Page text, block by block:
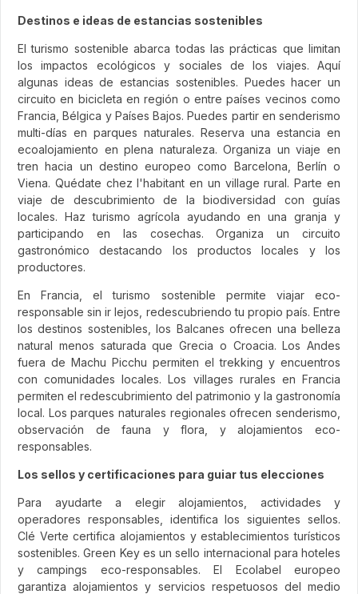
Destinos e ideas de estancias sostenibles
El turismo sostenible abarca todas las prácticas que limitan
los impactos ecológicos y sociales de los viajes. Aquí
algunas ideas de estancias sostenibles. Puedes hacer un
circuito en bicicleta en región o entre países vecinos como
Francia, Bélgica y Países Bajos. Puedes partir en senderismo
multi-días en parques naturales. Reserva una estancia en
ecoalojamiento en plena naturaleza. Organiza un viaje en
tren hacia un destino europeo como Barcelona, Berlín o
Viena. Quédate chez l'habitant en un village rural. Parte en
viaje de descubrimiento de la biodiversidad con guías
locales. Haz turismo agrícola ayudando en una granja y
participando en las cosechas. Organiza un circuito
gastronómico destacando los productos locales y los
productores.
En Francia, el turismo sostenible permite viajar eco-
responsable sin ir lejos, redescubriendo tu propio país. Entre
los destinos sostenibles, los Balcanes ofrecen una belleza
natural menos saturada que Grecia o Croacia. Los Andes
fuera de Machu Picchu permiten el trekking y encuentros
con comunidades locales. Los villages rurales en Francia
permiten el redescubrimiento del patrimonio y la gastronomía
local. Los parques naturales regionales ofrecen senderismo,
observación de fauna y flora, y alojamientos eco-
responsables.
Los sellos y certificaciones para guiar tus elecciones
Para ayudarte a elegir alojamientos, actividades y
operadores responsables, identifica los siguientes sellos.
Clé Verte certifica alojamientos y establecimientos turísticos
sostenibles. Green Key es un sello internacional para hoteles
y campings eco-responsables. El Ecolabel europeo
garantiza alojamientos y servicios respetuosos del medio